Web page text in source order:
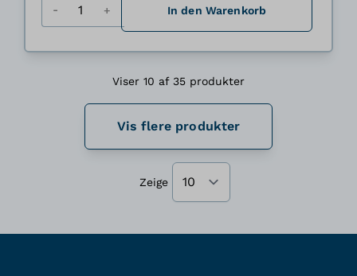
In den Warenkorb
Viser 10 af 35 produkter
Vis flere produkter
Zeige